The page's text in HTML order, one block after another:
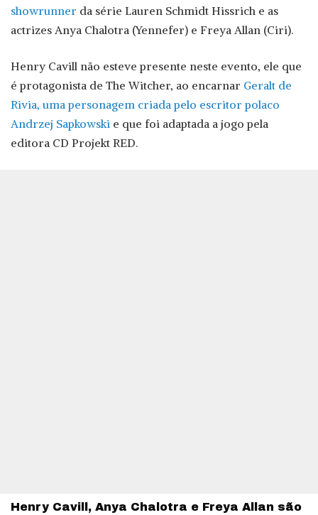
showrunner da série Lauren Schmidt Hissrich e as
actrizes Anya Chalotra (Yennefer) e Freya Allan (Ciri).
Henry Cavill não esteve presente neste evento, ele que
é protagonista de The Witcher, ao encarnar Geralt de
Rivia, uma personagem criada pelo escritor polaco
Andrzej Sapkowski e que foi adaptada a jogo pela
editora CD Projekt RED.
Henry Cavill, Anya Chalotra e Freya Allan são